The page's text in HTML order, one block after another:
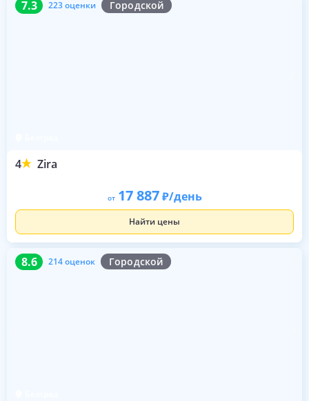
7.3 223 оценки Городской
4 Zira
от 17 887 /день
Найти цены
8.6 214 оценок Городской
8.6 214 оценок